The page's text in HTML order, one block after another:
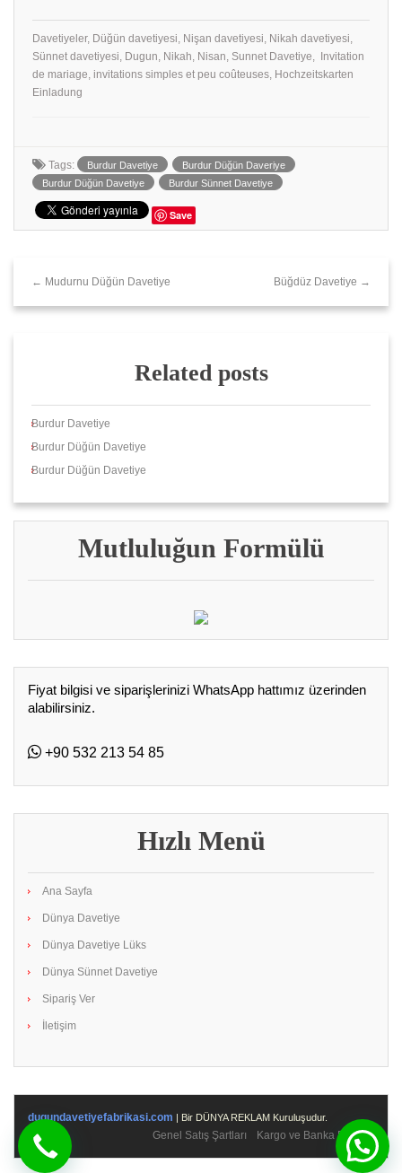
Davetiyeler, Düğün davetiyesi, Nişan davetiyesi, Nikah davetiyesi,
Sünnet davetiyesi, Dugun, Nikah, Nisan, Sunnet Davetiye, Invitation
de mariage, invitations simples et peu coûteuses, Hochzeitskarten
Einladung
Tags: Burdur Davetiye
Burdur Düğün Daveriye
Burdur Düğün Davetiye
Burdur Sünnet Davetiye
Save
← Mudurnu Düğün Davetiye Büğdüz Davetiye →
Related posts
Burdur Davetiye
Burdur Düğün Davetiye
Burdur Düğün Davetiye
Mutluluğun Formülü
Fiyat bilgisi ve siparişlerinizi WhatsApp hattımız üzerinden
alabilirsiniz.
+90 532 213 54 85
Hızlı Menü
Ana Sayfa
Dünya Davetiye
Dünya Davetiye Lüks
Dünya Sünnet Davetiye
Sipariş Ver
İletişim
dugundavetiyefabrikasi.com | Bir DÜNYA REKLAM Kuruluşudur.
Genel Satış Şartları Kargo ve Banka Bilgileri